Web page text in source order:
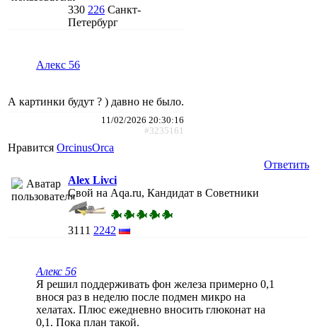
330 226 Санкт-
Петербург
Алекс 56
А картинки будут ? ) давно не было.
11/02/2026 20:30:16
#3235161
Нравится ОrcinusОrca
Ответить
Alex Livci
Свой на Aqa.ru, Кандидат в Советники
3111 2242
Алекс 56
Я решил поддерживать фон железа примерно 0,1
внося раз в неделю после подмен микро на
хелатах. Плюс ежедневно вносить глюконат на
0,1. Пока план такой.